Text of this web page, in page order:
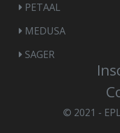
PETAAL
MEDUSA
SAGER
© 2021 -